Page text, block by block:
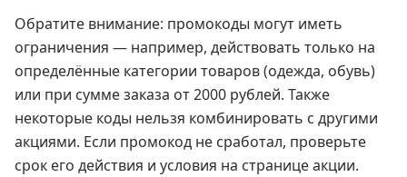
Обратите внимание: промокоды могут иметь
ограничения — например, действовать только на
определённые категории товаров (одежда, обувь)
или при сумме заказа от 2000 рублей. Также
некоторые коды нельзя комбинировать с другими
акциями. Если промокод не сработал, проверьте
срок его действия и условия на странице акции.